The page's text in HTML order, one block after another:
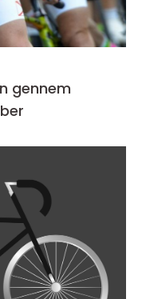
gennem